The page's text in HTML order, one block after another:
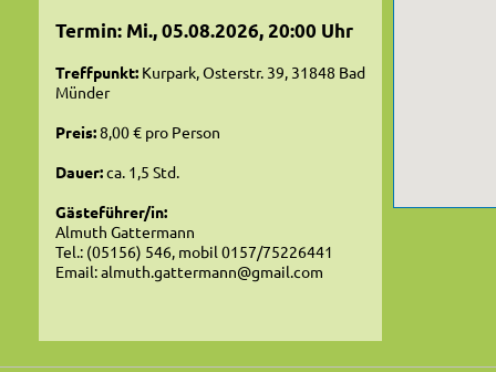
Termin: Mi., 05.08.2026, 20:00 Uhr
Treffpunkt: Kurpark, Osterstr. 39, 31848 Bad
Münder
Preis:8,00 € pro Person
Dauer:ca. 1,5 Std.
Gästeführer/in:
Almuth Gattermann
Tel.: (05156) 546, mobil 0157/75226441
Email: almuth.gattermann@gmail.com